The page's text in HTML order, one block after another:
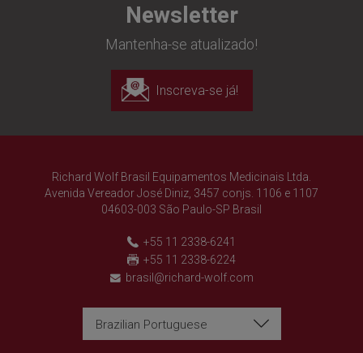
Newsletter
Mantenha-se atualizado!
Inscreva-se já!
Richard Wolf Brasil Equipamentos Medicinais Ltda.
Avenida Vereador José Diniz, 3457 conjs. 1106 e 1107
04603-003 São Paulo-SP Brasil
+55 11 2338-6241
+55 11 2338-6224
brasil@richard-wolf.com
Brazilian Portuguese